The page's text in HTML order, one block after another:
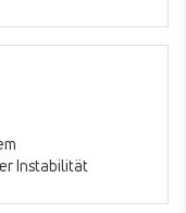
Instabilität